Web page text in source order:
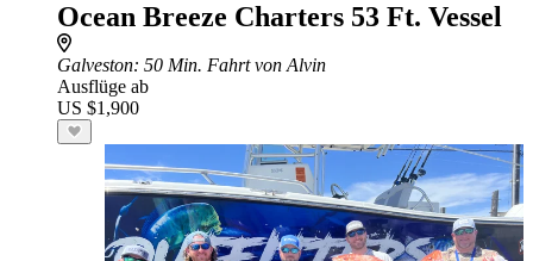
Ocean Breeze Charters 53 Ft. Vessel
Galveston: 50 Min. Fahrt von Alvin
Ausflüge ab
US $1,900